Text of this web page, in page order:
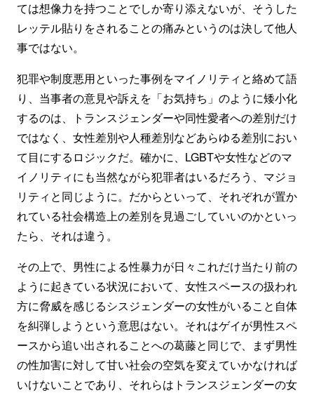
ては想像力を持つことでしか寄り添えないが、そうした
レッテル貼りをされることの痛みというのは決して他人
事ではない。
犯罪や制度悪用といった事例をマイノリティと絡めて語
り、当事者の意見や訴えを「お気持ち」のように矮小化
するのは、トランスジェンダーや同性愛者への差別だけ
ではなく、女性差別や人種差別などあらゆる差別におい
て目にするロジックだ。確かに、LGBTや女性などのマ
イノリティにも当然ながら犯罪者はいるだろう、マジョ
リティと同じように。だからといって、それぞれが置か
れている社会構造上の差別を見過ごしていいのかといっ
たら、それは違う。
その上で、男性による性暴力が日々これだけ当たり前の
ように起きている状況において、女性スペースの扱われ
方に脅威を感じるシスジェンダーの女性がいること自体
を糾弾しようという意思はない。それはゲイが男性スペ
ースから追い出されることへの葛藤と同じで、まず男性
の性加害に対して甘い社会の空気を変えていかなければ
いけないことであり、それらはトランスジェンダーの女